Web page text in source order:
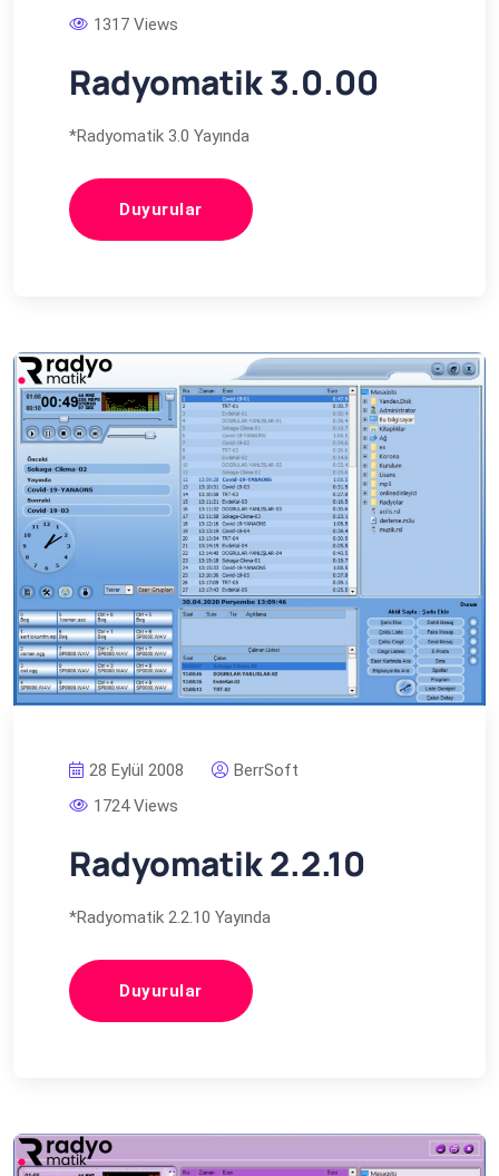
1317 Views
Radyomatik 3.0.00
*Radyomatik 3.0 Yayında
Duyurular
28 Eylül 2008
BerrSoft
1724 Views
Radyomatik 2.2.10
*Radyomatik 2.2.10 Yayında
Duyurular